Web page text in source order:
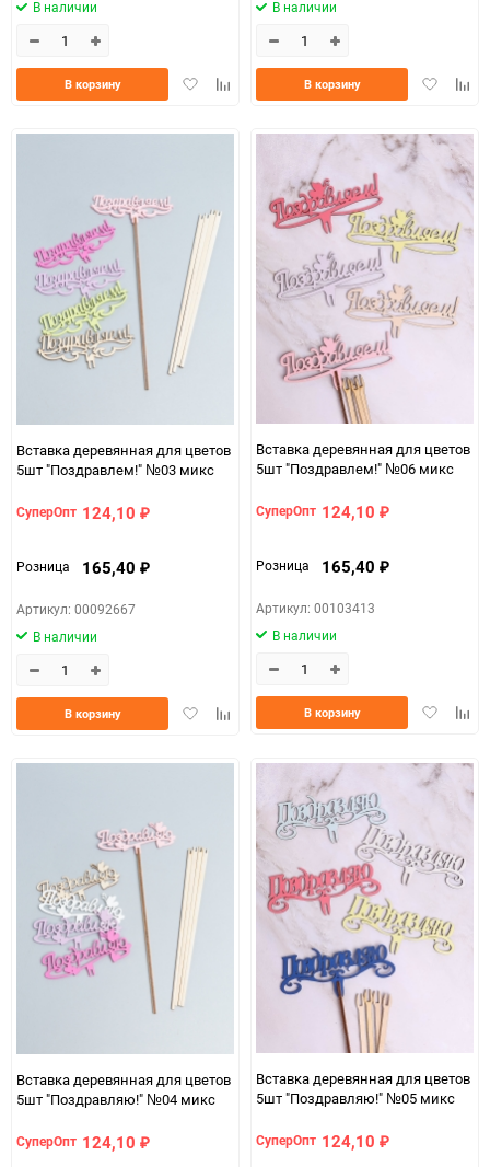
В наличии
ДобавитьДобавить
В корзину
В наличии
Добавить
В корзину
Вставка деревянная для цветов
5шт "Поздравлем!" №03 микс
СуперОпт 124,10 ₽
Розница 165,40 ₽
Артикул: 00092667
В наличии
ДобавитьДобавить
В корзину
Вставка деревянная для цветов
5шт "Поздравлем!" №06 микс
СуперОпт 124,10 ₽
Розница 165,40 ₽
Артикул: 00103413
В наличии
Добавить
В корзину
Вставка деревянная для цветов
5шт "Поздравляю!" №04 микс
СуперОпт 124,10 ₽
Вставка деревянная для цветов
5шт "Поздравляю!" №05 микс
СуперОпт 124,10 ₽